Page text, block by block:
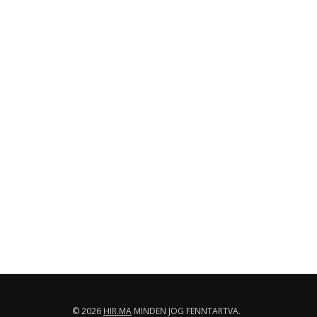
© 2026 HIR.MA MINDEN JOG FENNTARTVA.